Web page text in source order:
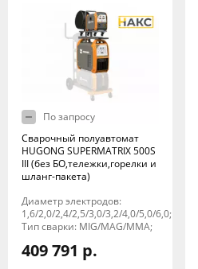
По запросу
Сварочный полуавтомат
HUGONG SUPERMATRIX 500S
III (без БО,тележки,горелки и
шланг-пакета)
Диаметр электродов:
1,6/2,0/2,4/2,5/3,0/3,2/4,0/5,0/6,0;
Тип сварки: MIG/MAG/MMA;
409 791 р.